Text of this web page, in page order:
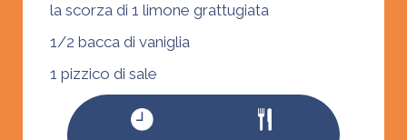
la scorza di 1 limone grattugiata
1/2 bacca di vaniglia
1 pizzico di sale